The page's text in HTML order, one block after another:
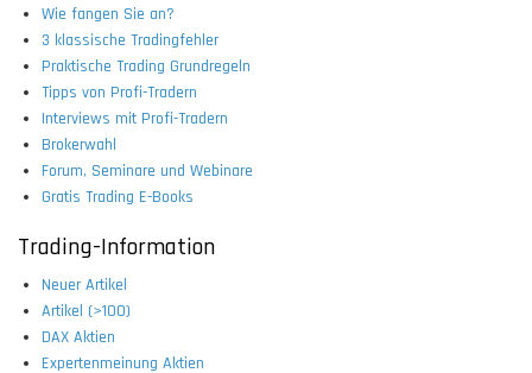
Wie fangen Sie an?
3 klassische Tradingfehler
Praktische Trading Grundregeln
Tipps von Profi-Tradern
Interviews mit Profi-Tradern
Brokerwahl
Forum, Seminare und Webinare
Gratis Trading E-Books
Trading-Information
Neuer Artikel
Artikel (>100)
DAX Aktien
Expertenmeinung Aktien